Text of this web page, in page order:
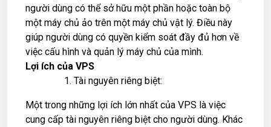
người dùng có thể sở hữu một phần hoặc toàn bộ
một máy chủ ảo trên một máy chủ vật lý. Điều này
giúp người dùng có quyền kiểm soát đầy đủ hơn về
việc cấu hình và quản lý máy chủ của mình.
Lợi ích của VPS
Tài nguyên riêng biệt:
Một trong những lợi ích lớn nhất của VPS là việc
cung cấp tài nguyên riêng biệt cho người dùng. Khác